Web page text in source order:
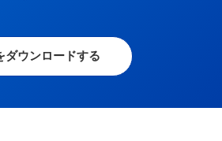
ダウンロードする